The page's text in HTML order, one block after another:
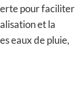
pour faciliter
et la
eaux de pluie,